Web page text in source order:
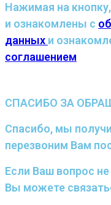
Нажимая на
и ознакомлены с
данных и
соглашением
СПАСИБО ЗА
Спасибо, мы
перезвоним Вам
Если Ваш вопрос
Вы можете